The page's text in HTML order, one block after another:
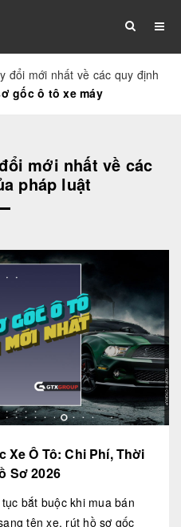
DỊCH VỤ
đổi mới nhất về các quy định
gốc ô tô xe máy
mới nhất về các
pháp luật
Xe Ô Tô: Chi Phí, Thời
Sơ 2026
bắt buộc khi mua bán
tên xe, rút hồ sơ gốc